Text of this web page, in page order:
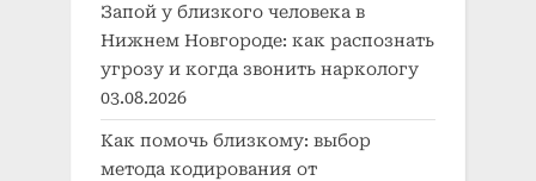
Запой у близкого человека в
Нижнем Новгороде: как распознать
угрозу и когда звонить наркологу
03.08.2026
Как помочь близкому: выбор
метода кодирования от